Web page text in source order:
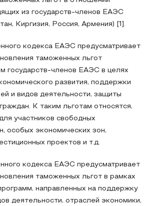
из государств-членов ЕАЭС
Киргизия, Россия, Армения) [1].
кодекса ЕАЭС предусматривает
таможенных льгот
государств-членов ЕАЭС в целях
развития, поддержки
и видов деятельности, защиты
К таким льготам относятся,
участников свободных
особых экономических зон,
проектов и т.д.
кодекса ЕАЭС предусматривает
таможенных льгот в рамках
направленных на поддержку
деятельности, отраслей экономики,